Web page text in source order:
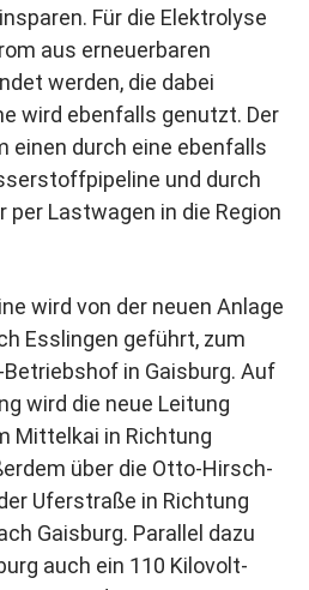
Für die Elektrolyse
aus erneuerbaren
werden, die dabei
wird ebenfalls genutzt. Der
einen durch eine ebenfalls
und durch
Lastwagen in die Region
wird von der neuen Anlage
Esslingen geführt, zum
in Gaisburg. Auf
wird die neue Leitung
Mittelkai in Richtung
über die Otto-Hirsch-
Uferstraße in Richtung
Gaisburg. Parallel dazu
auch ein 110 Kilovolt-